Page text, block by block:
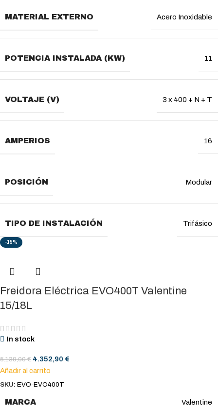
MATERIAL EXTERNO Acero Inoxidable
POTENCIA INSTALADA (KW) 11
VOLTAJE (V) 3 x 400 + N + T
AMPERIOS 16
POSICIÓN Modular
TIPO DE INSTALACIÓN Trifásico
-15%
Freidora Eléctrica EVO400T Valentine
15/18L
In stock
5.139,00€ 4.352,90 €
Añadir al carrito
SKU: EVO-EVO400T
MARCA Valentine